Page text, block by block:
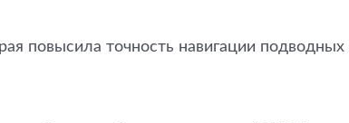
повысила точность навигации